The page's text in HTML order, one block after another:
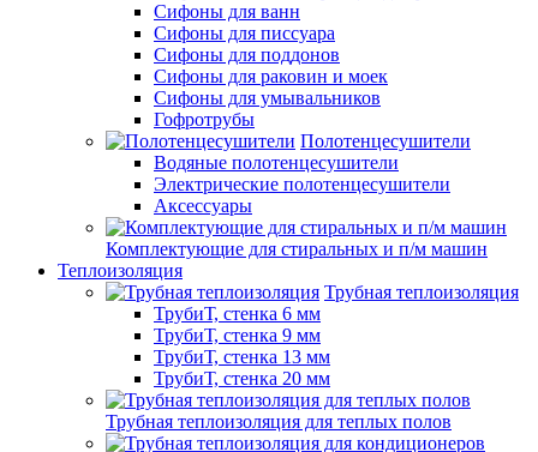
Сифоны для ванн
Сифоны для писсуара
Сифоны для поддонов
Сифоны для раковин и моек
Сифоны для умывальников
Гофротрубы
Полотенцесушители
Водяные полотенцесушители
Электрические полотенцесушители
Аксессуары
Комплектующие для стиральных и п/м машин
Теплоизоляция
Трубная теплоизоляция
ТрубиТ, стенка 6 мм
ТрубиТ, стенка 9 мм
ТрубиТ, стенка 13 мм
ТрубиТ, стенка 20 мм
Трубная теплоизоляция для теплых полов